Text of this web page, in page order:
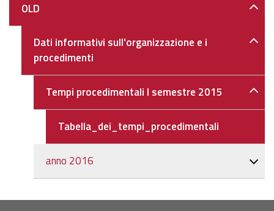
OLD
Dati informativi sull'organizzazione e i
procedimenti
Tempi procedimentali I semestre 2015
Tabella_dei_tempi_procedimentali
anno 2016